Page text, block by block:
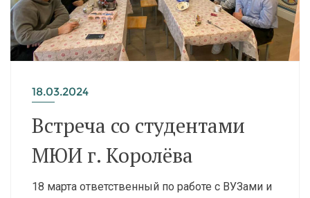
18.03.2024
Встреча со студентами
МЮИ г. Королёва
18 марта ответственный по работе с ВУЗами и